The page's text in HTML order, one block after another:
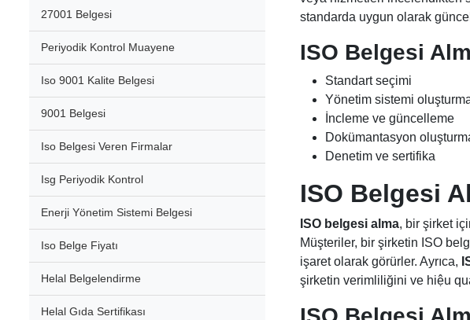
27001 Belgesi
Periyodik Kontrol Muayene
Iso 9001 Kalite Belgesi
9001 Belgesi
Iso Belgesi Veren Firmalar
Isg Periyodik Kontrol
Enerji Yönetim Sistemi Belgesi
Iso Belge Fiyatı
Helal Belgelendirme
Helal Gıda Sertifikası
standarda uygun olarak
ISO Belgesi
Standart seçimi
Yönetim sistemi
İncleme ve güncelleme
Dokümantasyon
Denetim ve sertifika
ISO Belgesi
ISO belgesi alma, bir şirket
Müşteriler, bir şirketin ISO
işaret olarak görürler. Ayrıca,
şirketin verimliliğini ve hiệu